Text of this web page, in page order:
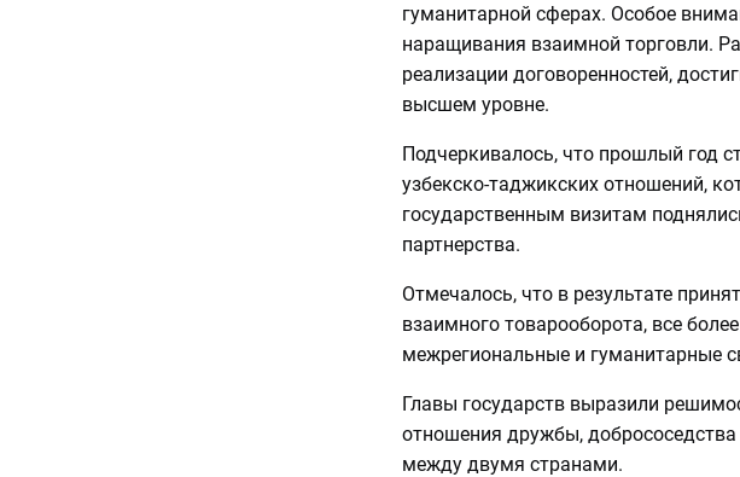
гуманитарной сферах. Особое
наращивания взаимной торговли.
реализации договоренностей,
высшем уровне.
Подчеркивалось, что прошлый год
узбекско-таджикских отношений,
государственным визитам
партнерства.
Отмечалось, что в результате
взаимного товарооборота, все
межрегиональные и гуманитарные
Главы государств выразили
отношения дружбы, добрососедства
между двумя странами.